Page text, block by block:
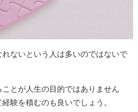
ないという人は多いのではないで
とが人生の目的ではありません
験を積むのも良いでしょう。